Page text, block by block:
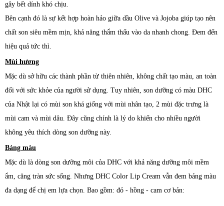
gây bết dính khó chịu.
Bên cạnh đó là sự kết hợp hoàn hảo giữa dầu Olive và Jojoba giúp tạo nên
chất son siêu mềm mịn, khả năng thẩm thấu vào da nhanh chong. Đem đến
hiệu quả tức thì.
Mùi hương
Mặc dù sở hữu các thành phần từ thiên nhiên, không chất tạo màu, an toàn
đối với sức khỏe của người sử dụng. Tuy nhiên, son dưỡng có màu DHC
của Nhật lại có mùi son khá giống với mùi nhân tạo, 2 mùi đặc trưng là
mùi cam và mùi dâu. Đây cũng chính là lý do khiến cho nhiều người
không yêu thích dòng son dưỡng này.
Bảng màu
Mặc dù là dòng son dưỡng môi của DHC với khả năng dưỡng môi mềm
ẩm, căng tràn sức sống. Nhưng DHC Color Lip Cream vẫn đem bảng màu
đa dạng để chị em lựa chọn. Bao gồm: đỏ - hồng - cam cơ bản: